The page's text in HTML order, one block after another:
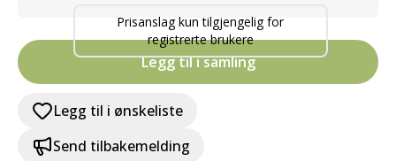
Prisanslag kun tilgjengelig for
registrerte brukere
Legg til i samling
Legg til i ønskeliste
Send tilbakemelding